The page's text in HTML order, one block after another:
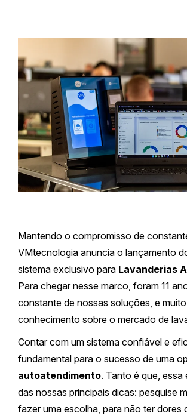
Mantendo o compromisso de
VMtecnologia anuncia o lançamento
sistema exclusivo para Lavanderias
Para chegar nesse marco, foram 11
constante de nossas soluções, e muito
conhecimento sobre o mercado de
Contar com um sistema confiável e
fundamental para o sucesso de uma
autoatendimento. Tanto é que, essa
das nossas principais dicas: pesquise
fazer uma escolha, para não ter dores